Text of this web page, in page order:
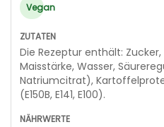
Vegan
Die Rezeptur enthält:
Maisstärke, Wasser,
Natriumcitrat),
(E150B, E141, E100).